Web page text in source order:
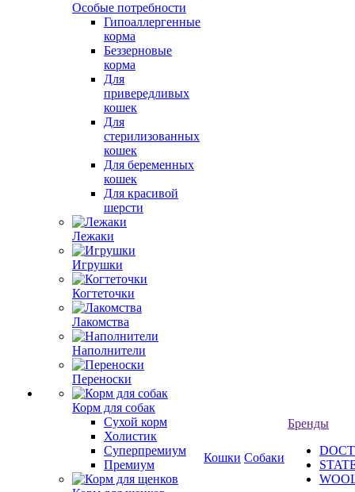
Особые потребности
Гипоаллергенные
корма
Беззерновые
корма
Для
привередливых
кошек
Для
стерилизованных
кошек
Для беременных
кошек
Для красивой
шерсти
Лежаки
Игрушки
Когтеточки
Лакомства
Наполнители
Переноски
Корм для собак
Сухой корм
Холистик
Суперпремиум
Премиум
Кошки Собаки
Бренды